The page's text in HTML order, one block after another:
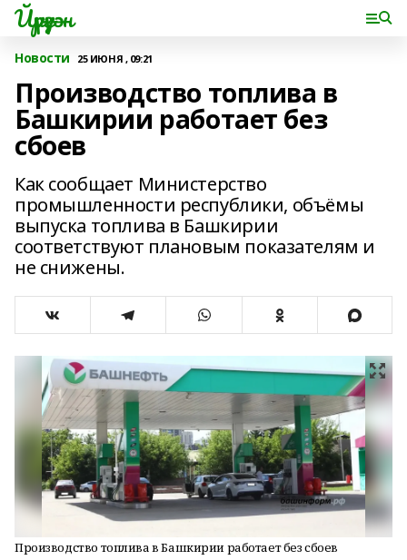
Йүрүҙән
Новости 25 ИЮНЯ , 09:21
Производство топлива в
Башкирии работает без
сбоев
Как сообщает Министерство
промышленности республики, объёмы
выпуска топлива в Башкирии
соответствуют плановым показателям и
не снижены.
Производство топлива в Башкирии работает без сбоев